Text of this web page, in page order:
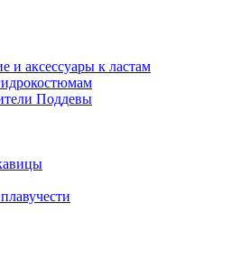
и аксессуары к ластам
Поддевы